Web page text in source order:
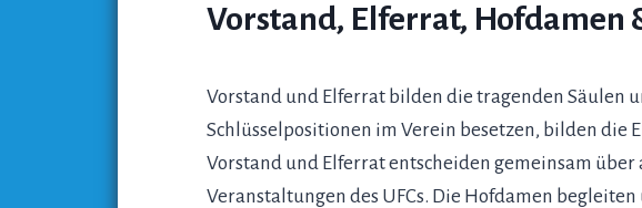
Vorstand, Elferrat, Hofdamen
Vorstand und Elferrat bilden die tragenden Säulen
Schlüsselpositionen im Verein besetzen, bilden die
Vorstand und Elferrat entscheiden gemeinsam
Veranstaltungen des UFCs. Die Hofdamen